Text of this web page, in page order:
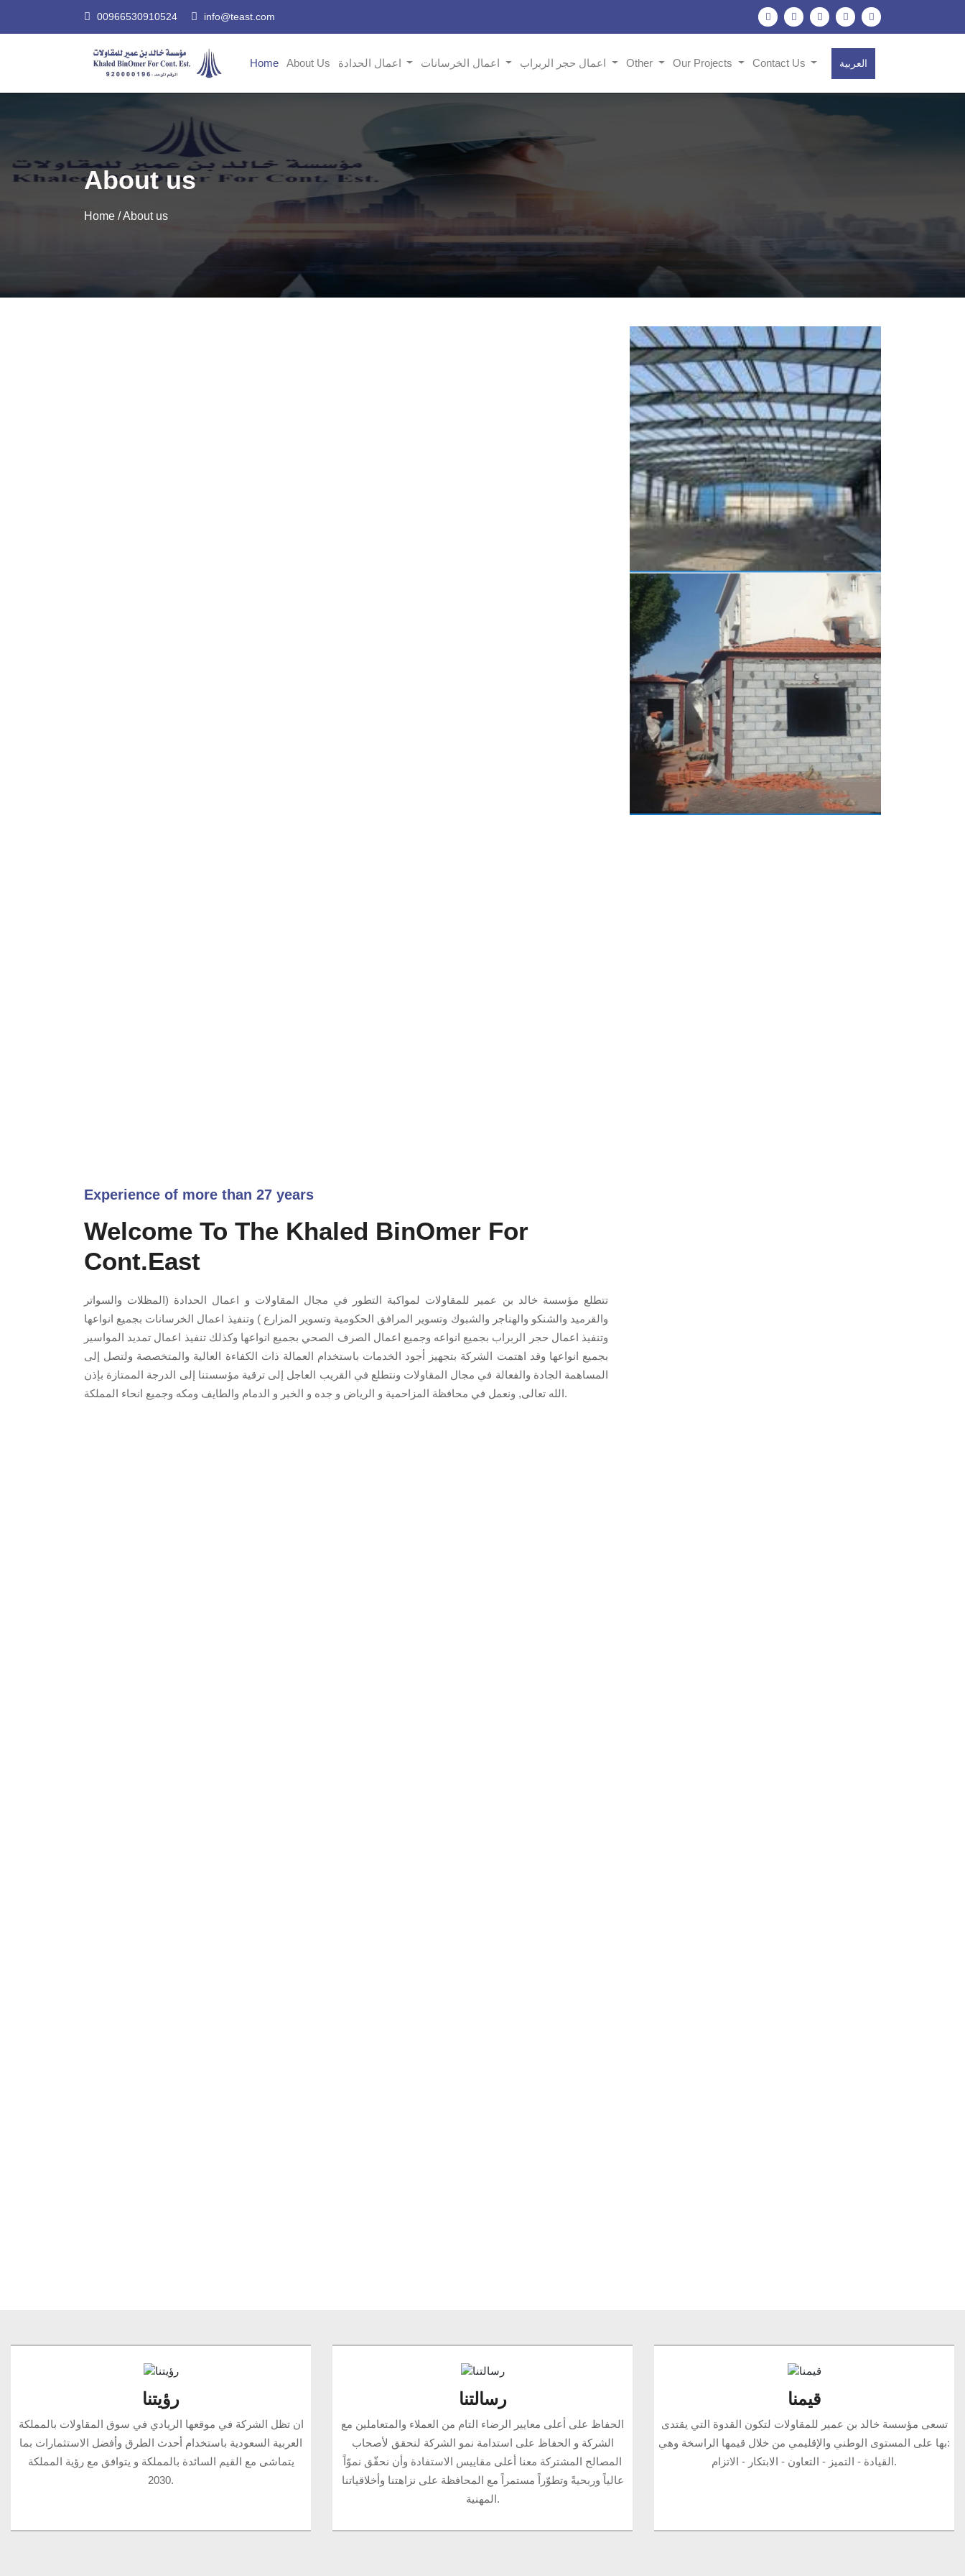
00966530910524 info@teast.com
Home About Us Other Our Projects Contact Us العربية
About us
Home / About us
Experience of more than 27 years
Welcome To The Khaled BinOmer For
Cont.East
تتطلع مؤسسة خالد بن عمير للمقاولات لمواكبة التطور في مجال المقاولات و اعمال الحدادة (المظلات والسواتر
والقرميد والشنكو والهناجر والشبوك وتسوير المرافق الحكومية وتسوير المزارع ) وتنفيذ اعمال الخرسانات بجميع انواعها
وتنفيذ اعمال حجر الربراب بجميع انواعه وجميع اعمال الصرف الصحي بجميع انواعها وكذلك تنفيذ اعمال تمديد المواسير
بجميع انواعها وقد اهتمت الشركة بتجهيز أجود الخدمات باستخدام العمالة ذات الكفاءة العالية والمتخصصة ولتصل إلى
المساهمة الجادة والفعالة في مجال المقاولات ونتطلع في القريب العاجل إلى ترقية مؤسستنا إلى الدرجة الممتازة بإذن
الله تعالى, ونعمل في محافظة المزاحمية و الرياض و جده و الخبر و الدمام والطايف ومكه وجميع انحاء المملكة.
رؤيتنا
ان تظل الشركة في موقعها الريادي في سوق المقاولات بالمملكة
العربية السعودية باستخدام أحدث الطرق وأفضل الاستثمارات بما
يتماشى مع القيم السائدة بالمملكة و يتوافق مع رؤية المملكة
2030.
رسالتنا
الحفاظ على أعلى معايير الرضاء التام من العملاء والمتعاملين مع
الشركة و الحفاظ على استدامة نمو الشركة لنحقق لأصحاب
المصالح المشتركة معنا أعلى مقاييس الاستفادة وأن نحقّق نموّاً
عالياً وربحيةً وتطوّراً مستمراً مع المحافظة على نزاهتنا وأخلاقياتنا
المهنية.
قيمنا
تسعى مؤسسة خالد بن عمير للمقاولات لتكون القدوة التي يقتدى
بها على المستوى الوطني والإقليمي من خلال قيمها الراسخة وهي:
القيادة - التميز - التعاون - الابتكار - الاتزام.